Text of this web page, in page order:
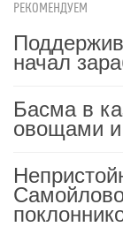
РЕКОМЕНДУЕМ
начал
Басма в
овощами